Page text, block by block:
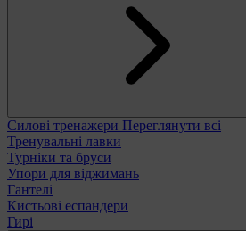
Силові тренажери Переглянути всі
Тренувальні лавки
Турніки та бруси
Упори для віджимань
Гантелі
Кистьові еспандери
Гирі